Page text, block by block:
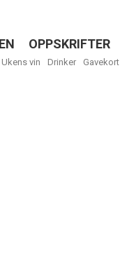
OPPSKRIFTER
Ukens vin Drinker Gavekort